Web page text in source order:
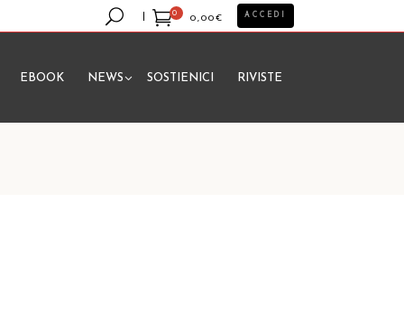
0
0,00€
prodotto nel carrello.
ACCEDI
EBOOK NEWS SOSTIENICI RIVISTE